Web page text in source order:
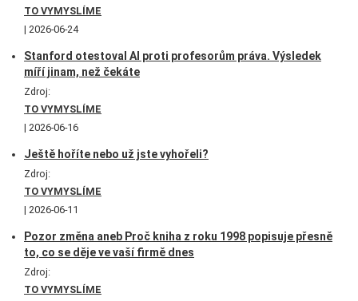
TO VYMYSLÍME
2026-06-24
Stanford otestoval AI proti profesorům práva. Výsledek
míří jinam, než čekáte
Zdroj:
TO VYMYSLÍME
2026-06-16
Ještě hoříte nebo už jste vyhořeli?
Zdroj:
TO VYMYSLÍME
2026-06-11
Pozor změna aneb Proč kniha z roku 1998 popisuje přesně
to, co se děje ve vaší firmě dnes
Zdroj:
TO VYMYSLÍME